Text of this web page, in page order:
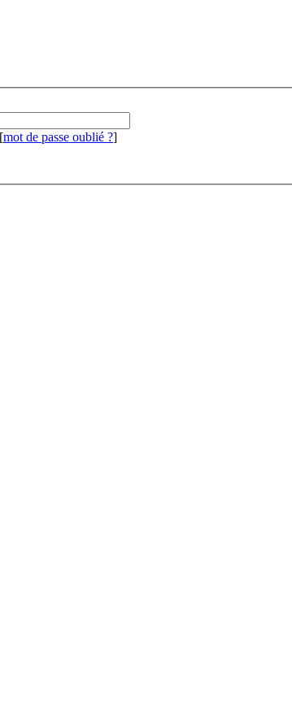
[mot de passe oublié ?]